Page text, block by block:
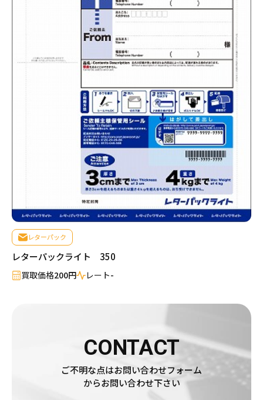
レターパック
レターパックライト 350
買取価格200円 レート-
CONTACT
ご不明な点はお問い合わせフォーム
からお問い合わせ下さい